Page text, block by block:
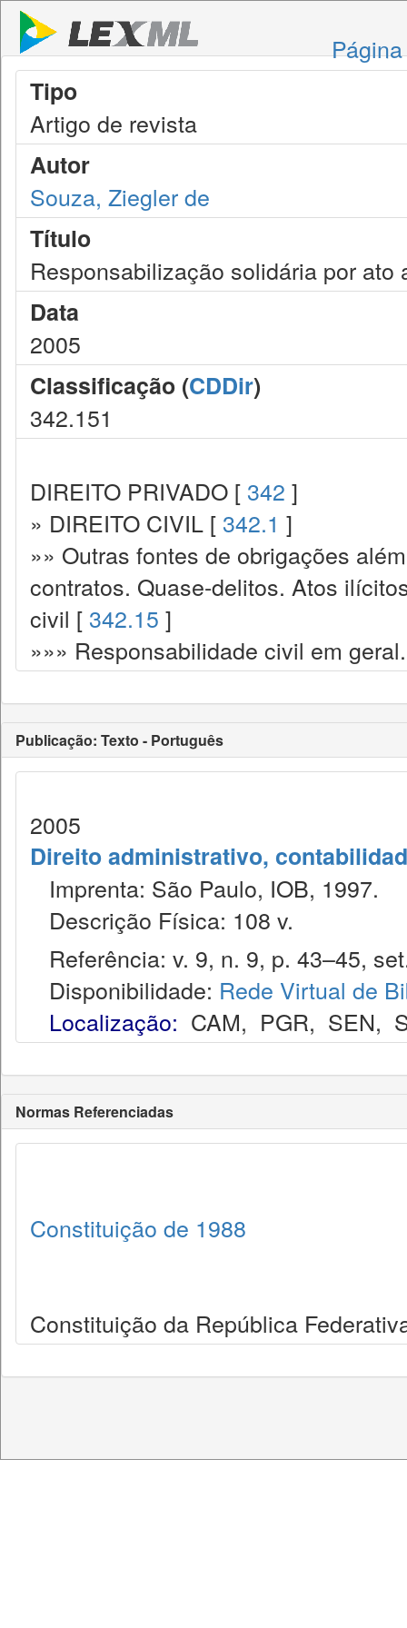
Tipo
Artigo de revista
Autor
Souza, Ziegler de
Título
Responsabilização solidária por ato
Data
2005
Classificação (CDDir)
342.151
DIREITO PRIVADO [ 342 ]
» DIREITO CIVIL [ 342.1 ]
»» Outras fontes de obrigações
contratos. Quase-delitos. Atos
civil [ 342.15 ]
»»» Responsabilidade civil em
Publicação: Texto - Português
2005
Direito administrativo,
Imprenta: São Paulo, IOB, 1997.
Descrição Física: 108 v.
Referência: v. 9, n. 9, p. 43–45,
Disponibilidade: Rede Virtual de
Localização: CAM, PGR, SEN,
Normas Referenciadas
Constituição de 1988
Constituição da República